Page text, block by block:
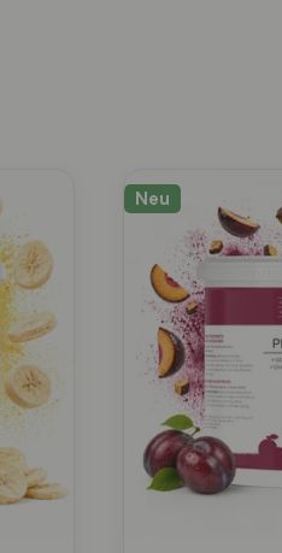
Neu